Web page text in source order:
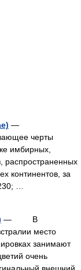
—
черты
имбирных,
распространенных
континентов, за
…
— В
место
занимают
очень